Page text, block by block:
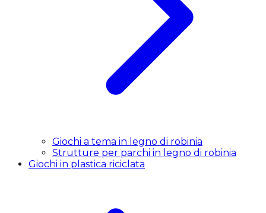
Giochi a tema in legno di robinia
Strutture per parchi in legno di robinia
Giochi in plastica riciclata